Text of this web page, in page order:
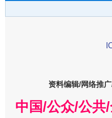
资料编辑/网络推
中国/公众/公共